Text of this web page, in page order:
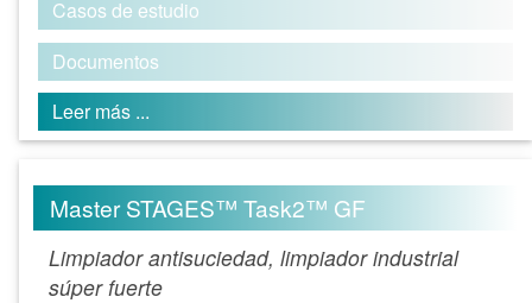
Casos de estudio
Documentos
Leer más ...
Master STAGES™ Task2™ GF
Limpiador antisuciedad, limpiador industrial
súper fuerte